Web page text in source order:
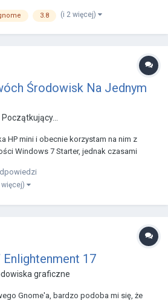
wszystko działa jak należy.
3.8 (i 2 więcej)
Środowisk Na Jednym
Początkujący...
HP mini i obecnie korzystam na nim z
Windows 7 Starter, jednak czasami
na komputerze stacjonarnym z Fedory i w
do tego...
więcej)
Enlightenment 17
graficzne
Gnome'a, bardzo podoba mi się, że